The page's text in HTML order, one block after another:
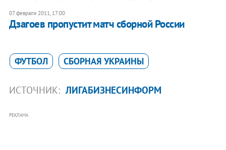
07 февраля 2011, 17:00
Дзагоев пропустит матч сборной России
ФУТБОЛ СБОРНАЯ УКРАИНЫ
ИСТОЧНИК: ЛИГАБИЗНЕСИНФОРМ
РЕКЛАМА